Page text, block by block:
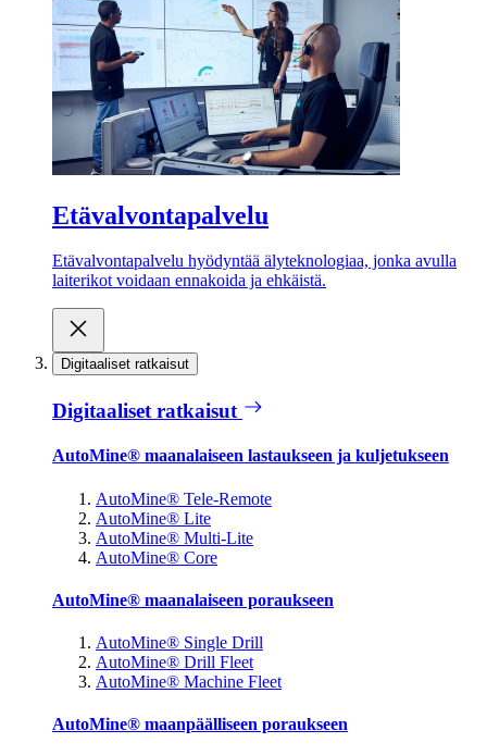
Etävalvontapalvelu
Etävalvontapalvelu hyödyntää älyteknologiaa, jonka avulla
laiterikot voidaan ennakoida ja ehkäistä.
Digitaaliset ratkaisut
Digitaaliset ratkaisut
AutoMine® maanalaiseen lastaukseen ja kuljetukseen
AutoMine® Tele-Remote
AutoMine® Lite
AutoMine® Multi-Lite
AutoMine® Core
AutoMine® maanalaiseen poraukseen
AutoMine® Single Drill
AutoMine® Drill Fleet
AutoMine® Machine Fleet
AutoMine® maanpäälliseen poraukseen